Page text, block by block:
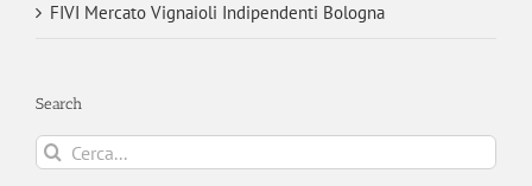
FIVI Mercato Vignaioli Indipendenti Bologna
Search
Cerca
per: